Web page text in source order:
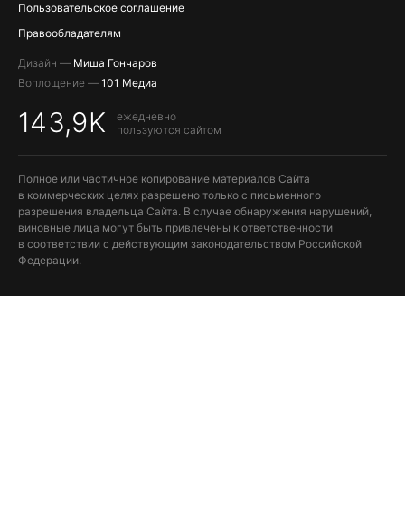
Пользовательское соглашение
Правообладателям
Дизайн — Миша Гончаров
Воплощение — 101 Медиа
143,9K
ежедневно
пользуются сайтом
Полное или частичное копирование материалов Сайта
в коммерческих целях разрешено только с письменного
разрешения владельца Сайта. В случае обнаружения нарушений,
виновные лица могут быть привлечены к ответственности
в соответствии с действующим законодательством Российской
Федерации.